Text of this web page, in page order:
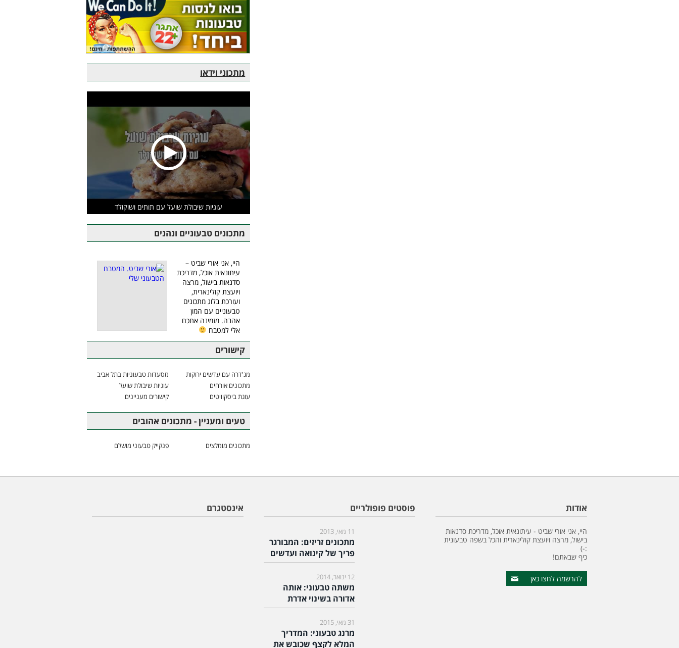
מתכוני וידאו
עוגיות שיבולת שועל עם תותים ושוקולד
מתכונים טבעוניים ונהנים
היי, אני אורי שביט –
עיתונאית אוכל, מדריכת
סדנאות בישול, מרצה
ויועצת קולינארית,
ועורכת בלוג מתכונים
טבעוניים עם המון
אהבה. מזמינה אתכם
אלי למטבח
קישורים
מג'דרה עם עדשים ירוקות
מסעדות טבעוניות בתל אביב
מתכונים אורחים
עוגיות שיבולת שועל
עוגת ביסקוויטים
קישורים מעניינים
טעים ומעניין - מתכונים אהובים
מתכונים מומלצים פנקייק טבעוני מושלם
אודות
היי, אני אורי שביט - עיתונאית אוכל, מדריכת סדנאות
בישול, מרצה ויועצת קולינארית והכל בשפה טבעונית
:-)
כיף שבאתם!
להרשמה לחצו כאן
פוסטים פופולריים
11 מאי, 2013
מתכונים זריזים: המבורגר
פריך של קינואה ועדשים
12 ינואר, 2014
משתה טבעוני: אותה
אדורה בשינוי אדרת
31 מאי, 2015
מרנג טבעוני: המדריך
המלא לקצף שכובש את
אינסטגרם